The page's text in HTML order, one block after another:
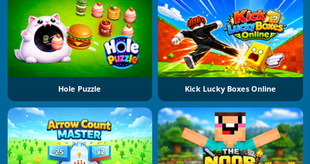
Hole Puzzle Kick Lucky Boxes Online